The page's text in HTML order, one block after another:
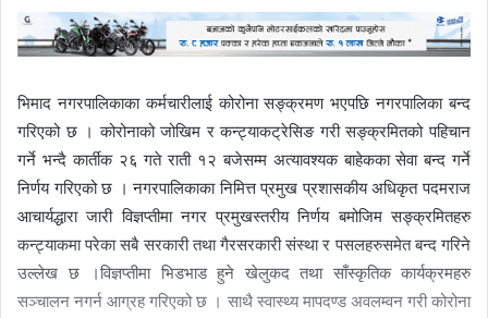
भिमाद नगरपालिकाका कर्मचारीलाई कोरोना सङ्क्रमण भएपछि नगरपालिका बन्द
गरिएको छ । कोरोनाको जोखिम र कन्ट्याकट्रेसिङ गरी सङ्क्रमितको पहिचान
गर्ने भन्दै कार्तीक २६ गते राती १२ बजेसम्म अत्यावश्यक बाहेकका सेवा बन्द गर्ने
निर्णय गरिएको छ । नगरपालिकाका निमित्त प्रमुख प्रशासकीय अधिकृत पदमराज
आचार्यद्धारा जारी विज्ञप्तीमा नगर प्रमुखस्तरीय निर्णय बमोजिम सङ्क्रमितहरु
कन्ट्याकमा परेका सबै सरकारी तथा गैरसरकारी संस्था र पसलहरुसमेत बन्द गरिने
उल्लेख छ ।विज्ञप्तीमा भिडभाड हुने खेलुकद तथा साँस्कृतिक कार्यक्रमहरु
सञ्चालन नगर्न आग्रह गरिएको छ । साथै स्वास्थ्य मापदण्ड अवलम्वन गरी कोरोना